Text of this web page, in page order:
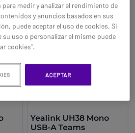
Yealink UH38 Mono
USB-A Teams
medir y analizar el rendimiento de
y anuncios basados en sus
puede aceptar el uso de cookies. Si
su uso o personalizar el mismo puede
cookies".
ACEPTAR